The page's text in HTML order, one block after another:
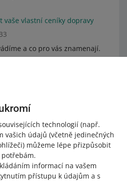
technologií (např.
vašich údajů (včetně jedinečných
můžeme lépe přizpůsobit
potřebám.
informací na vašem
přístupu k údajům a s
vaše vlastní ceníky dopravy
a co pro vás znamenají.
ve vašich vlastních
způsob, jakým balíte a
se, o jaké změny se jedná a
ceníků dopravy s
e-mail)